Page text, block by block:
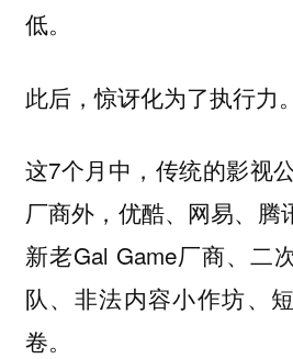
低。
此后，惊讶化为了执行力。
这7个月中，传统的影视
厂商外，优酷、网易、腾
新老Gal Game厂商、二
队、非法内容小作坊、
卷。